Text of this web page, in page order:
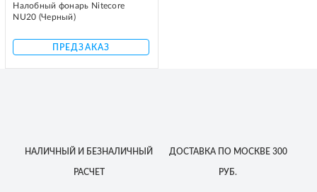
Налобный фонарь Nitecore
NU20 (Черный)
ПРЕДЗАКАЗ
НАЛИЧНЫЙ И БЕЗНАЛИЧНЫЙ
РАСЧЕТ
ДОСТАВКАПО МОСКВЕ 300
РУБ.